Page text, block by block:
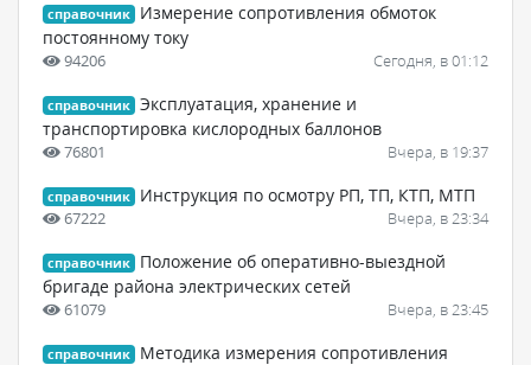
справочник
Измерение сопротивления обмоток
постоянному току
94206 Сегодня, в 01:12
справочник Эксплуатация, хранение и
транспортировка кислородных баллонов
76801 Вчера, в 19:37
справочник Инструкция по осмотру РП, ТП, КТП, МТП
67222 Вчера, в 23:34
справочник
Положение об оперативно-выездной
бригаде района электрических сетей
61079 Вчера, в 23:45
справочник
Методика измерения сопротивления